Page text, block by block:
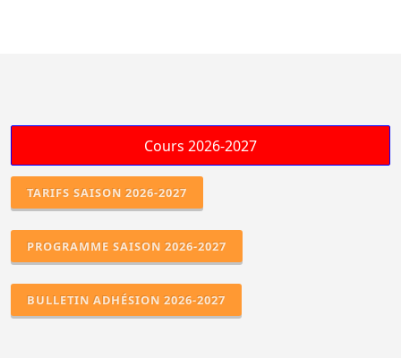
TARIFS SAISON 2026-2027
PROGRAMME SAISON 2026-2027
BULLETIN ADHÉSION 2026-2027